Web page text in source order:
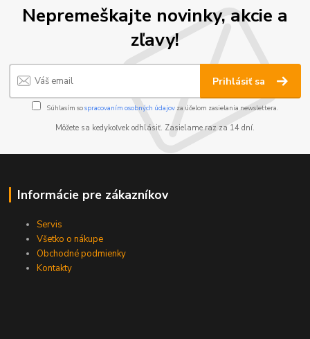
Nepremeškajte novinky, akcie a
zľavy!
Prihlásiť sa
Súhlasím sospracovaním osobných údajov za účelom zasielania newslettera.
Môžete sa kedykoľvek odhlásiť. Zasielame raz za 14 dní.
Informácie pre zákazníkov
Servis
Všetko o nákupe
Obchodné podmienky
Kontakty